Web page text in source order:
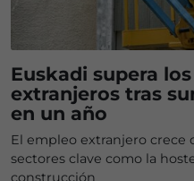
Euskadi supera
extranjeros tras
en un año
El empleo extranjero crece
sectores clave como la
construcción